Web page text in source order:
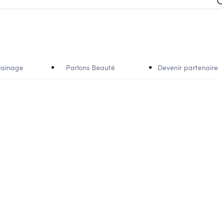
Parlons Beauté Devenir partenaire